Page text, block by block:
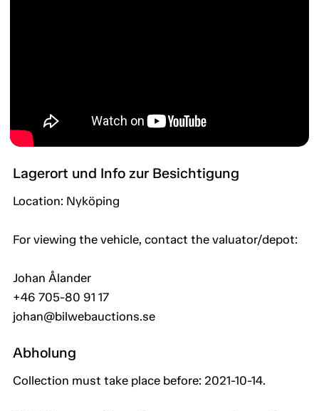
Lagerort und Info zur Besichtigung
Location: Nyköping
For viewing the vehicle, contact the valuator/depot:
Johan Ålander
+46 705-80 91 17
johan@bilwebauctions.se
Abholung
Collection must take place before: 2021-10-14.